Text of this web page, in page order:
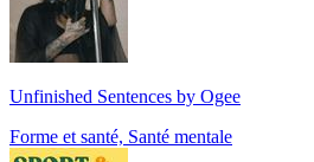
Unfinished Sentences by Ogee
Forme et santé, Santé mentale